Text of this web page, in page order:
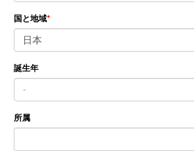
国と地域
日本
誕生年
-
所属